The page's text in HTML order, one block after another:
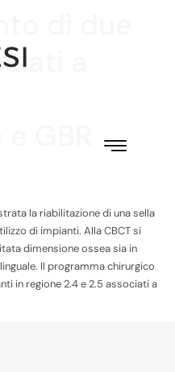
a
la riabilitazione di una sella
di impianti. Alla CBCT si
dimensione ossea sia in
Il programma chirurgico
in regione 2.4 e 2.5 associati a